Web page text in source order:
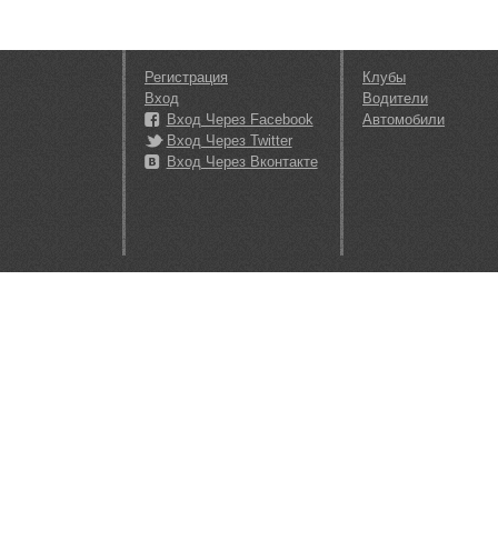
Регистрация
Вход
Вход Через Facebook
Вход Через Twitter
Вход Через Вконтакте
Клубы
Водители
Автомобили